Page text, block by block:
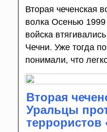
Вторая чеченская
волка Осенью 1999
войска
Чечни. Уже тогда
понимали, что
Вторая
Уральцы
террористов